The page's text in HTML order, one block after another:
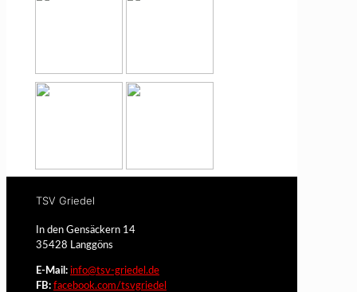
TSV Griedel
In den Gensäckern 14
35428 Langgöns
E-Mail: info@tsv-griedel.de
FB: facebook.com/tsvgriedel